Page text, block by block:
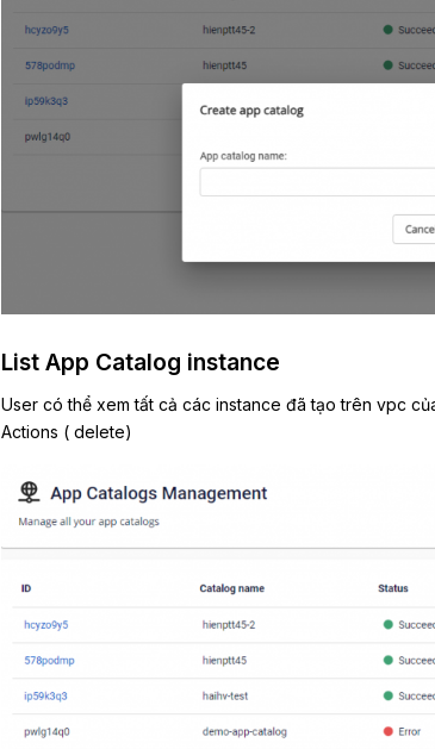
List App Catalog instance
User có thể xem tất cả các instance đã tạo trên vpc
Actions ( delete)